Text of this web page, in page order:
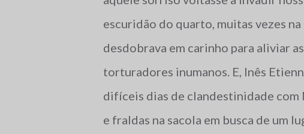
escuridão do quarto, muitas vezes
desdobrava em carinho para aliviar
torturadores inumanos. E, Inês
difíceis dias de clandestinidade com
e fraldas na sacola em busca de um